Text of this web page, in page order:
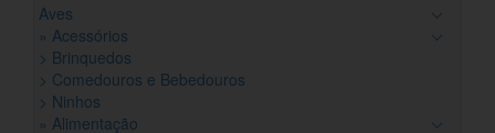
Aves
» Acessórios
> Brinquedos
> Comedouros e Bebedouros
> Ninhos
» Alimentação